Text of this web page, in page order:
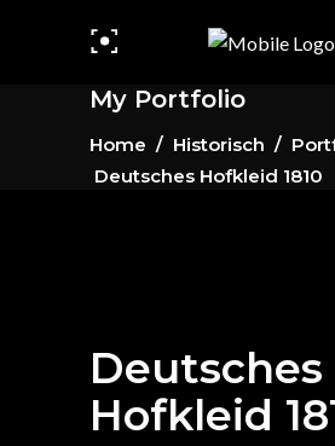
My Portfolio
Home / Historisch /
Deutsches Hofkleid 1810
Deutsches
Hofkleid